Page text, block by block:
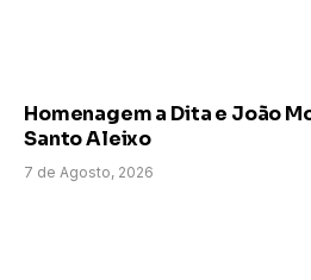
Homenagem a Dita e João
Santo Aleixo
7 de Agosto, 2026